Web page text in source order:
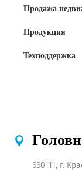
Продажа
Продукция
Техподдержка
660111, г.